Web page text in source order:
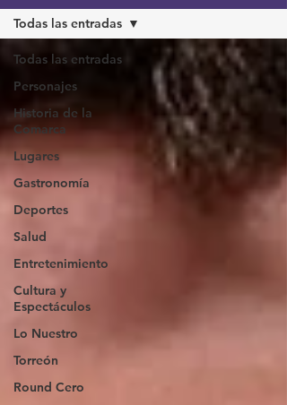
Todas las entradas
Personajes
Historia de la
Comarca
Lugares
Gastronomía
Deportes
Salud
Entretenimiento
Cultura y
Espectáculos
Lo Nuestro
Torreón
Round Cero
Todas las entradas